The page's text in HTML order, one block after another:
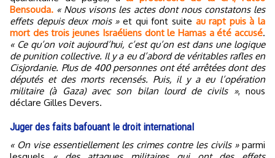
Bensouda. « Nous visons les actes dont nous constatons les
effets depuis deux mois »et qui font suite au rapt puis à la
mort des trois jeunes Israéliens dont le Hamas a été accusé.
« Ce qu’on voit aujourd’hui, c’est qu’on est dans une logique
de punition collective. Il y a eu d’abord de véritables rafles en
Cisjordanie. Plus de 400 personnes ont été arrêtées dont des
députés et des morts recensés. Puis, il y a eu l’opération
militaire (à Gaza) avec son bilan lourd de civils », nous
déclare Gilles Devers.
Juger des faits bafouant le droit international
« On vise essentiellement les crimes contre les civils »parmi